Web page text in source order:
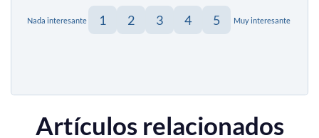
Nada interesante 1 2 3 4 5 Muy interesante
Artículos relacionados